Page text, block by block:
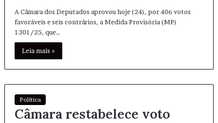
A Câmara dos Deputados aprovou hoje (24), por 406 votos
favoráveis e seis contrários, a Medida Provisória (MP)
1301/25, que…
Leia mais »
Política
Câmara restabelece voto